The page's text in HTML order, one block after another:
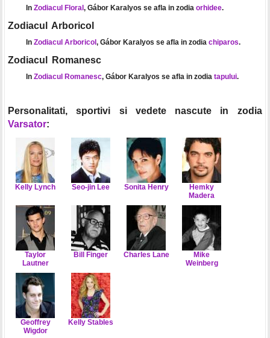
In Zodiacul Floral , Gábor Karalyos se afla in zodia orhidee.
Zodiacul Arboricol
In Zodiacul Arboricol , Gábor Karalyos se afla in zodia chiparos.
Zodiacul Romanesc
In Zodiacul Romanesc, Gábor Karalyos se afla in zodia tapului.
Personalitati, sportivi si vedete nascute in zodia
Varsator:
Kelly Lynch Seo-jin Lee Sonita Henry
Hemky
Madera
Taylor
Lautner
Bill Finger Charles Lane
Mike
Weinberg
Geoffrey
Wigdor
Kelly Stables